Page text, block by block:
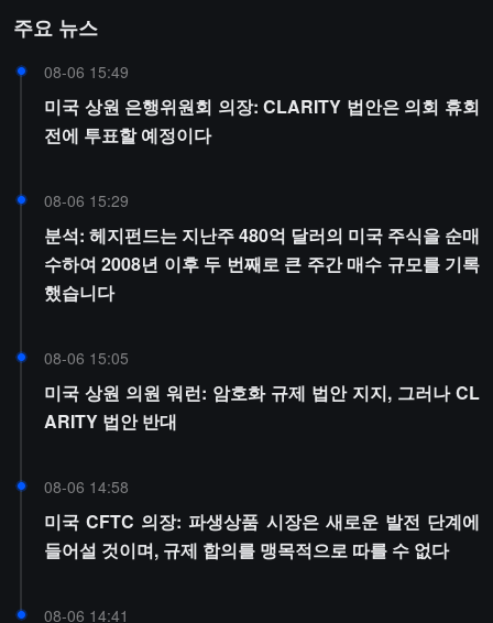
주요 뉴스
08-06 15:49
미국 상원 은행위원회 의장: CLARITY 법안은 의회 휴회
전에 투표할 예정이다
08-06 15:29
분석: 헤지펀드는 지난주 480억 달러의 미국 주식을 순매
수하여 2008년 이후 두 번째로 큰 주간 매수 규모를 기록
했습니다
08-06 15:05
미국 상원 의원 워런: 암호화 규제 법안 지지, 그러나 CL
ARITY 법안 반대
08-06 14:58
미국 CFTC 의장: 파생상품 시장은 새로운 발전 단계에
들어설 것이며, 규제 합의를 맹목적으로 따를 수 없다
08-06 14:41